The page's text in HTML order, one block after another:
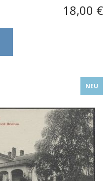
18,00 €
NEU